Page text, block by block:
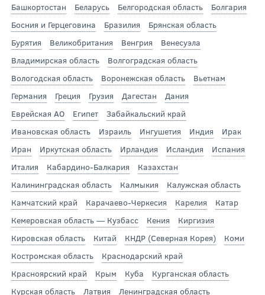
Башкортостан
Беларусь Белгородская область
Болгария
Босния и Герцеговина
Бразилия
Брянская область
Бурятия
Великобритания Венгрия
Венесуэла
Владимирская область
Волгоградская область
Вологодская область
Воронежская область
Вьетнам
Германия
Греция Грузия Дагестан
Дания
Еврейская АО
Египет
Забайкальский край
Ивановская область
Израиль Ингушетия Индия
Ирак
Иран
Иркутская область Ирландия Исландия
Испания
Италия
Кабардино-Балкария
Казахстан
Калининградская область
Калмыкия
Калужская область
Камчатский край
Карачаево-Черкесия Карелия
Катар
Кемеровская область — Кузбасс
Кения
Киргизия
Кировская область
Китай КНДР (Северная Корея)
Коми
Костромская область
Краснодарский край
Красноярский край
Крым Куба
Курганская область
Курская область
Латвия
Ленинградская область